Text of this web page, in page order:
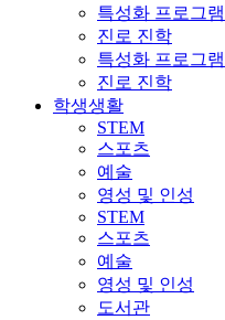
특성화 프로그램
진로 진학
특성화 프로그램
진로 진학
학생생활
STEM
스포츠
예술
영성 및 인성
STEM
스포츠
예술
영성 및 인성
도서관